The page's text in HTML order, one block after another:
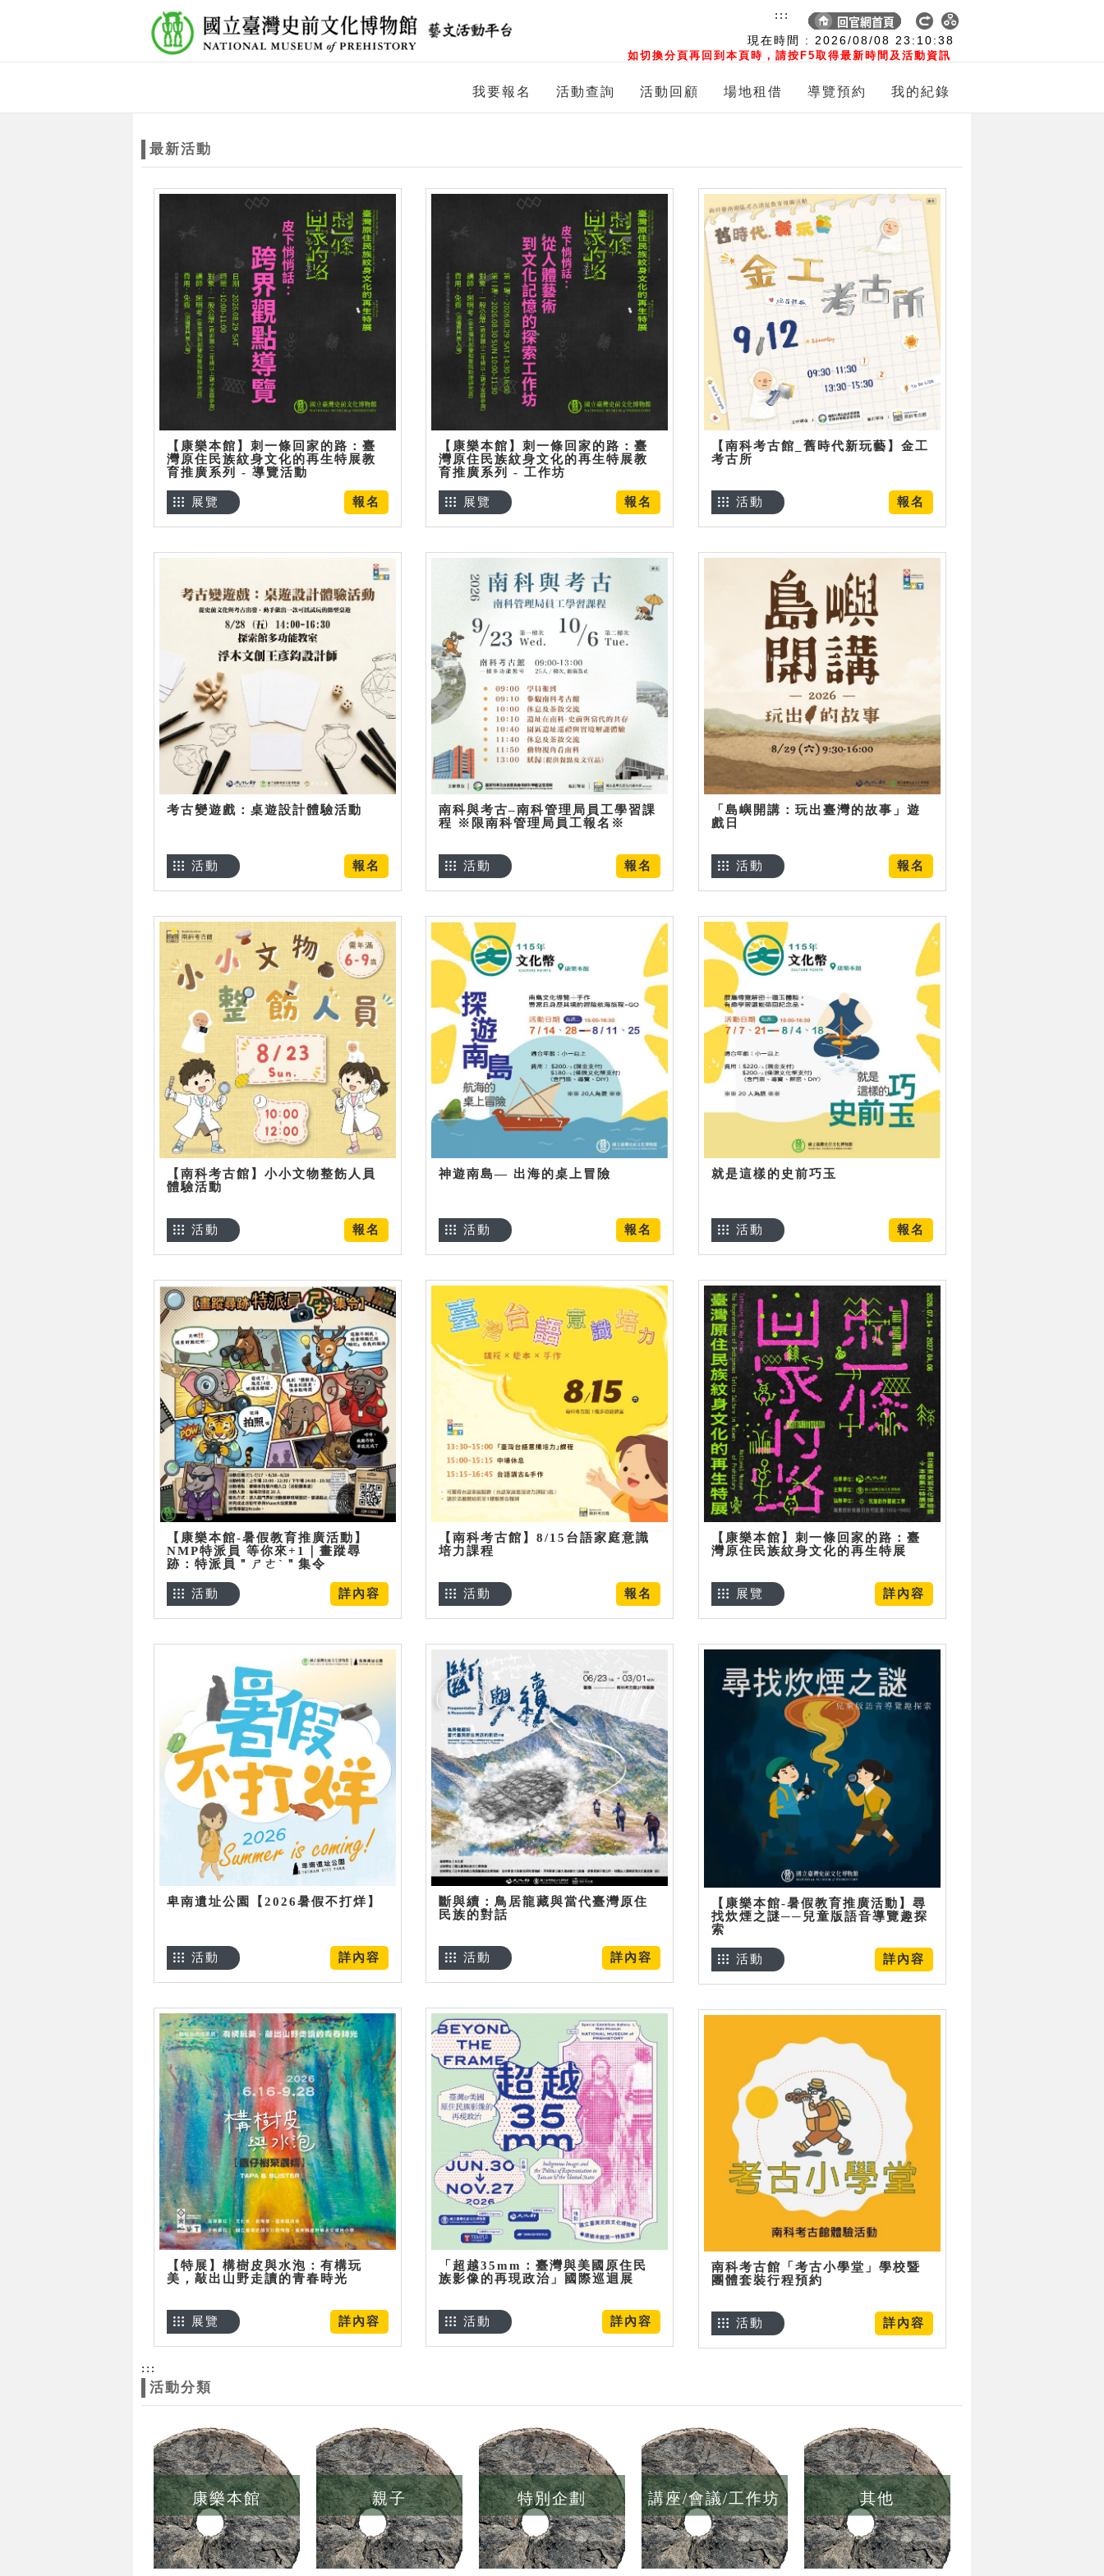
現在時間 : 2026/08/08 23:10:39
如切換分頁再回到本頁時，請按F5取得最新時間及活動資訊
:::
我要報名 活動查詢 活動回顧 場地租借 導覽預約 我的紀錄
最新活動
【康樂本館】刺一條回家的路：臺
灣原住民族紋身文化的再生特展教
育推廣系列 - 導覽活動
報名
展覽
【康樂本館】刺一條回家的路：臺
灣原住民族紋身文化的再生特展教
育推廣系列 - 工作坊
報名
展覽
【南科考古館_舊時代新玩藝】金工
考古所
報名
活動
考古變遊戲：桌遊設計體驗活動
報名
活動
南科與考古–南科管理局員工學習課
程 ※限南科管理局員工報名※
報名
活動
「島嶼開講：玩出臺灣的故事」遊
戲日
報名
活動
【南科考古館】小小文物整飭人員
體驗活動
報名
活動
神遊南島— 出海的桌上冒險
報名
活動
就是這樣的史前巧玉
報名
活動
【康樂本館-暑假教育推廣活動】
NMP特派員 等你來+1｜畫蹤尋
跡：特派員＂ㄕㄜˋ＂集令
詳內容
活動
【南科考古館】8/15台語家庭意識
培力課程
報名
活動
【康樂本館】刺一條回家的路：臺
灣原住民族紋身文化的再生特展
詳內容
展覽
卑南遺址公園【2026暑假不打烊】
詳內容
活動
斷與續：鳥居龍藏與當代臺灣原住
民族的對話
詳內容
活動
【康樂本館-暑假教育推廣活動】尋
找炊煙之謎──兒童版語音導覽趣探
索
詳內容
活動
【特展】構樹皮與水泡：有構玩
美，敲出山野走讀的青春時光
詳內容
展覽
「超越35mm：臺灣與美國原住民
族影像的再現政治」國際巡迴展
詳內容
活動
南科考古館「考古小學堂」學校暨
團體套裝行程預約
詳內容
活動
:::
活動分類
康樂本館 親子 特別企劃 講座/會議/工作坊 其他